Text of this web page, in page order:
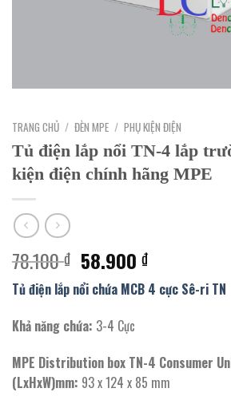
TRANG CHỦ / ĐÈN MPE / PHỤ KIỆN ĐIỆN
Tủ điện lắp nổi TN-4 lắp
kiện điện chính hãng MPE
78.100₫ Giá
gốc
là:
78.100 ₫.
58.900₫Giá
hiện
tại
Tủ điện lắp nổi chứa MCB 4 cực Sê-ri TN
Khả năng chứa: 3-4 Cực
MPE Distribution box TN-4 Consumer
(LxHxW)mm: 93 x 124 x 85 mm